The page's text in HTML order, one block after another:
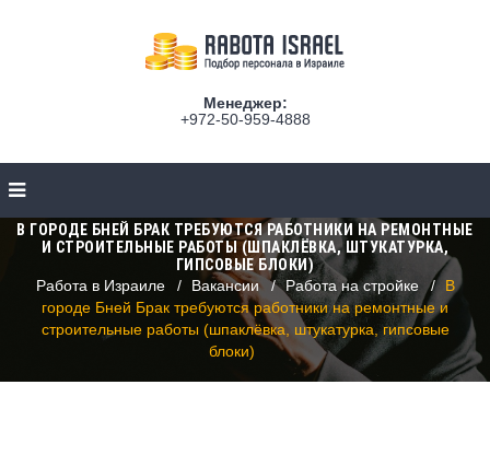
Менеджер:
+972-50-959-4888
В ГОРОДЕ БНЕЙ БРАК ТРЕБУЮТСЯ РАБОТНИКИ НА РЕМОНТНЫЕ
И СТРОИТЕЛЬНЫЕ РАБОТЫ (ШПАКЛЁВКА, ШТУКАТУРКА,
ГИПСОВЫЕ БЛОКИ)
Работа в Израиле
Вакансии Работа на стройке
В
городе Бней Брак требуются работники на ремонтные и
строительные работы (шпаклёвка, штукатурка, гипсовые
блоки)